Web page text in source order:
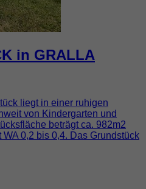
in GRALLA
liegt in einer ruhigen
von Kindergarten und
beträgt ca. 982m2
0,2 bis 0,4. Das Grundstück